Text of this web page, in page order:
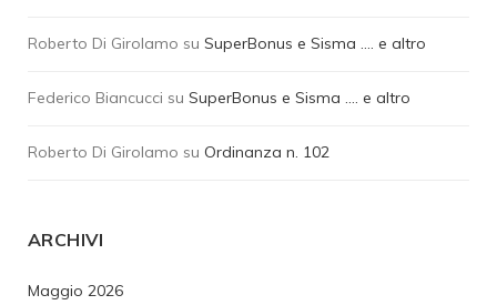
Roberto Di Girolamo su SuperBonus e Sisma …. e altro
Federico Biancucci su SuperBonus e Sisma …. e altro
Roberto Di Girolamo su Ordinanza n. 102
ARCHIVI
Maggio 2026